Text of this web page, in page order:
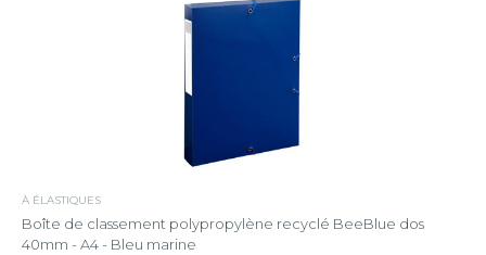
À ÉLASTIQUES
Boîte de classement polypropylène recyclé BeeBlue dos
40mm - A4 - Bleu marine